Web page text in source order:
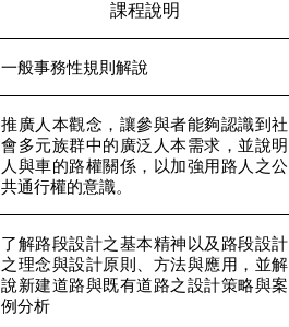
課程說明
一般事務性規則解說
推廣人本觀念，讓參與者能夠認識到社
會多元族群中的廣泛人本需求，並說明
人與車的路權關係，以加強用路人之公
共通行權的意識。
了解路段設計之基本精神以及路段設計
之理念與設計原則、方法與應用，並解
說新建道路與既有道路之設計策略與案
例分析